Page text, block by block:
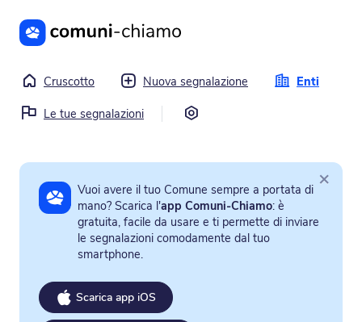
Vai al contenuto principale
Cruscotto Nuova segnalazione
Enti
Le tue segnalazioni
Vuoi avere il tuo Comune sempre a portata di
mano? Scarica l'app Comuni-Chiamo: è
gratuita, facile da usare e ti permette di inviare
le segnalazioni comodamente dal tuo
smartphone.
Scarica app iOS
×